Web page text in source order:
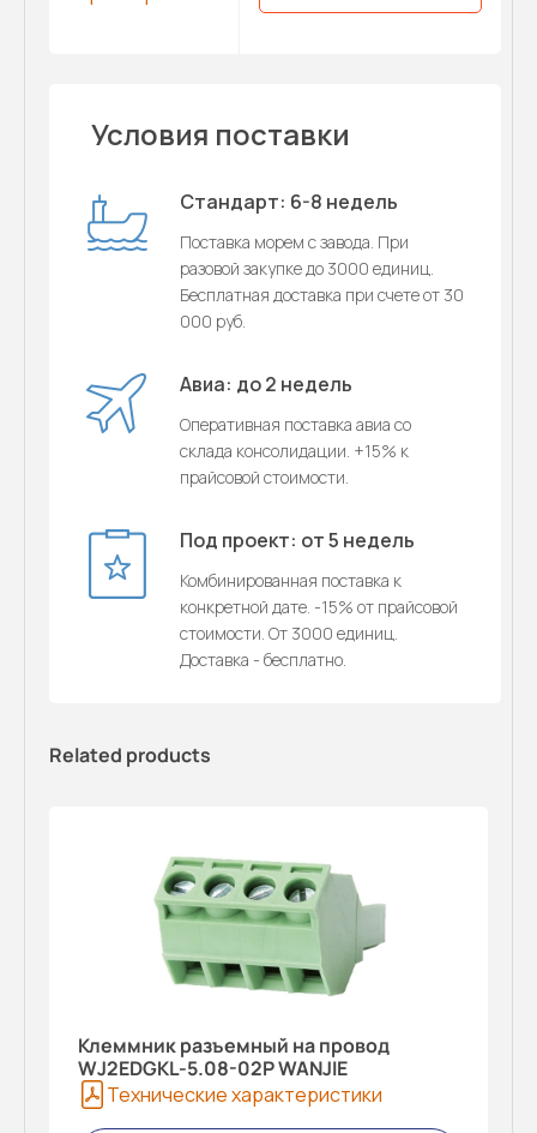
Условия поставки
Стандарт: 6-8 недель
Поставка морем с завода. При
разовой закупке до 3000 единиц.
Бесплатная доставка при счете от 30
000 руб.
Авиа: до 2 недель
Оперативная поставка авиа со
склада консолидации. +15% к
прайсовой стоимости.
Под проект: от 5 недель
Комбинированная поставка к
конкретной дате. -15% от прайсовой
стоимости. От 3000 единиц.
Доставка - бесплатно.
Related products
Клеммник разъемный на провод
WJ2EDGKL-5.08-02P WANJIE
Технические характеристики